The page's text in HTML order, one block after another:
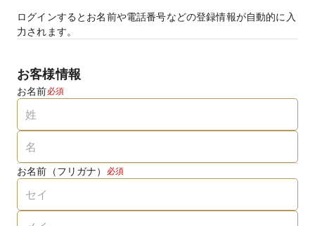
ログインするとお名前や電話番号などの登録情報が自動的に入
力されます。
お客様情報
お名前必須
お名前（フリガナ） 必須